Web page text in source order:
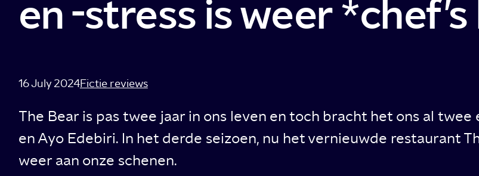
en -stress is weer
16 July 2024Fictie reviews
The Bear is pas twee jaar in ons leven en toch bracht het ons al
en Ayo Edebiri. In het derde seizoen, nu het vernieuwde restaurant
weer aan onze schenen.